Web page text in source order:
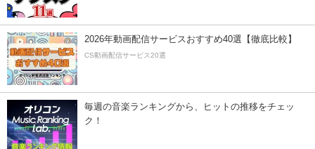
2026年動画配信サービスおすすめ40選【徹底比較】
CS動画配信サービス20選
毎週の音楽ランキングから、ヒットの推移をチェッ
ク！